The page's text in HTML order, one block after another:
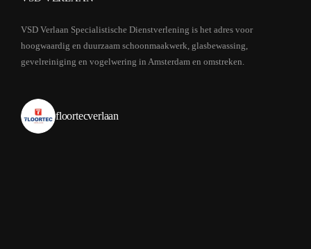
VSD Verlaan Specialistische Dienstverlening is het adres voor
hoogwaardig en duurzaam schoonmaakwerk, glasbewassing,
gevelreiniging en vogelwering in Amsterdam en omstreken.
floortecverlaan